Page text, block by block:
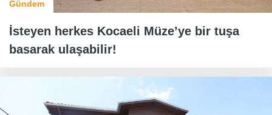
Gündem
İsteyen herkes Kocaeli Müze’ye bir tuşa
basarak ulaşabilir!